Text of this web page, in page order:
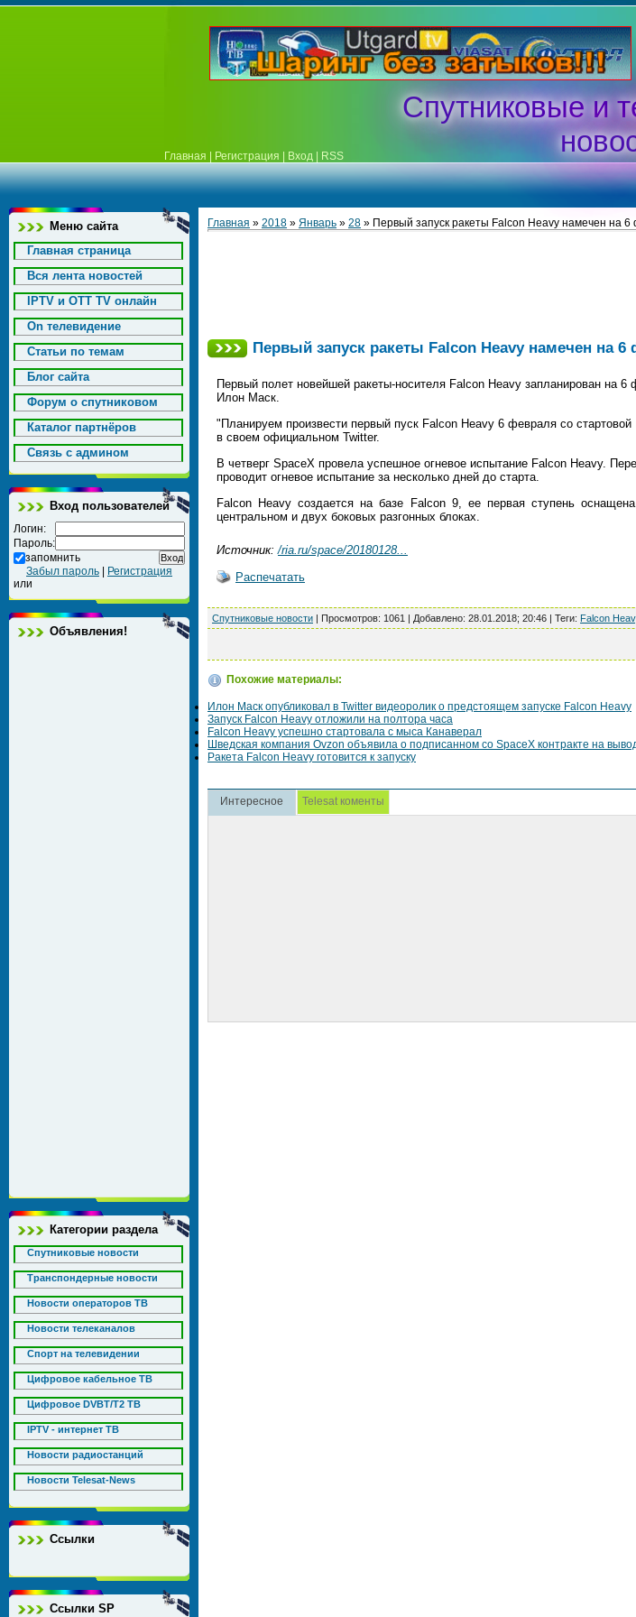
Спутниковые и
Главная Регистрация Вход RSS
Меню сайта
Главная страница
Вся лента новостей
IPTV и OTT TV онлайн
On телевидение
Статьи по темам
Блог сайта
Форум о спутниковом
Каталог партнёров
Cвязь с админом
Вход пользователей
Логин:
Пароль:
запомнить
Забыл пароль
Регистрация
или
Объявления!
Категории раздела
Спутниковые новости
Транспондерные новости
Новости операторов ТВ
Новости телеканалов
Спорт на телевидении
Цифровое кабельное ТВ
Цифровое DVBT/T2 ТВ
IPTV - интернет ТВ
Новости радиостанций
Новости Telesat-News
Ссылки
Ссылки SP
Главная » 2018 » Январь » 28 » Первый запуск ракеты Falcon Heavy намечен на 6
Первый запуск ракеты Falcon Heavy намечен на 6
Первый полет новейшей ракеты-носителя Falcon Heavy запланирован на
Илон Маск.
"Планируем произвести первый пуск Falcon Heavy 6 февраля со
в своем официальном Twitter.
В четверг SpaceX провела успешное огневое испытание Falcon Heavy.
проводит огневое испытание за несколько дней до старта.
Falcon Heavy создается на базе Falcon 9, ее первая ступень
центральном и двух боковых разгонных блоках.
Источник:/ria.ru/space/20180128...
Распечатать
Спутниковые новости | Просмотров: 1061 | Добавлено: 28.01.2018; 20:46 | Теги: Falcon
Похожие материалы:
Илон Маск опубликовал в Twitter видеоролик о предстоящем запуске Falcon Heavy
Запуск Falcon Heavy отложили на полтора часа
Falcon Heavy успешно стартовала с мыса Канаверал
Шведская компания Ovzon объявила о подписанном со SpaceX контракте на
Ракета Falcon Heavy готовится к запуску
Интересное Telesat коменты